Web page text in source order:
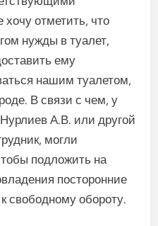
хочу отметить, что
нужды в туалет,
ему
нашим туалетом,
В связи с чем, у
А.В. или другой
могли
подложить на
посторонние
свободному обороту.